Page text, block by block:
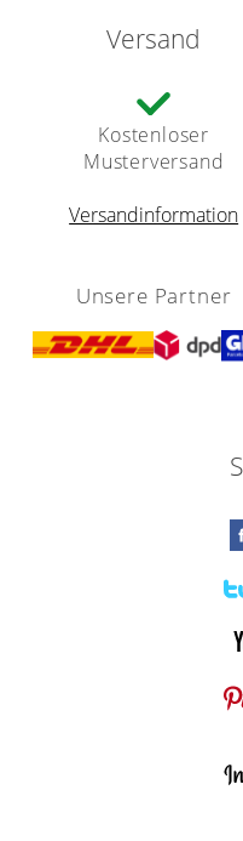
Versand
Kostenloser
Musterversand
Versandinformation
Unsere Partner